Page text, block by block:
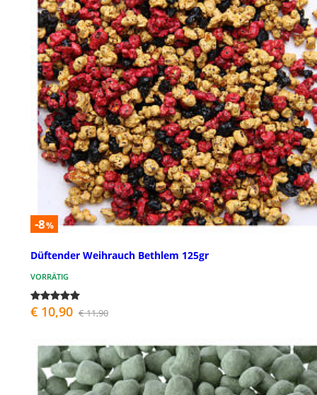
-8%
Düftender Weihrauch Bethlem 125gr
VORRÄTIG
€ 10,90 € 11,90